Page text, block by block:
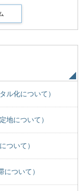
ル化について）
地について）
ついて）
ついて）